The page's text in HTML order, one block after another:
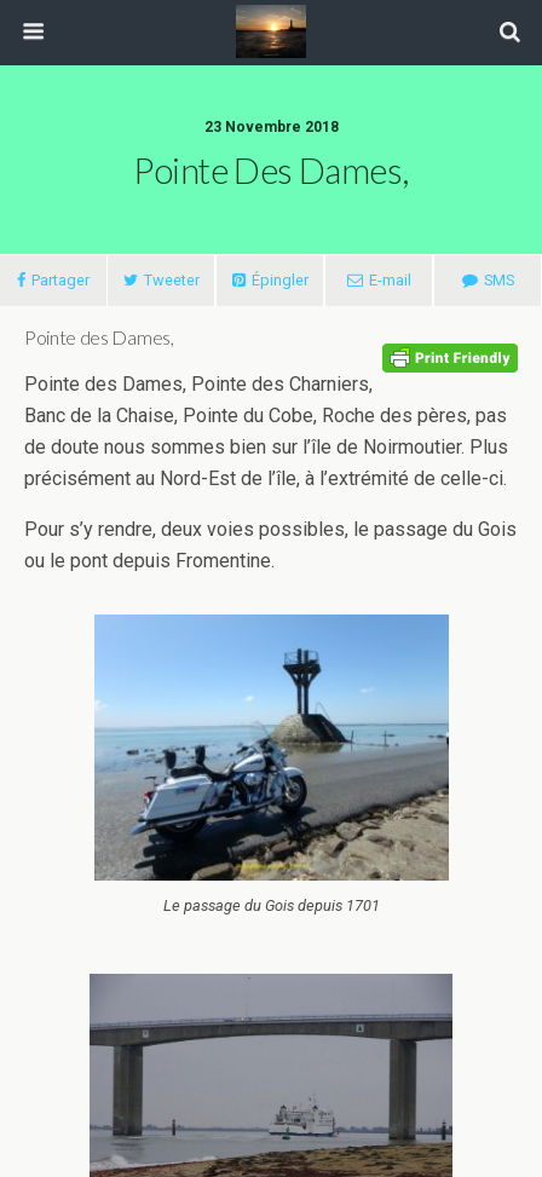
23 Novembre 2018
Pointe Des Dames,
Partager Tweeter Épingler E-mail SMS
Pointe des Dames,
Pointe des Dames, Pointe des Charniers,
Banc de la Chaise, Pointe du Cobe, Roche des pères, pas
de doute nous sommes bien sur l’île de Noirmoutier. Plus
précisément au Nord-Est de l’île, à l’extrémité de celle-ci.
Pour s’y rendre, deux voies possibles, le passage du Gois
ou le pont depuis Fromentine.
Le passage du Gois depuis 1701